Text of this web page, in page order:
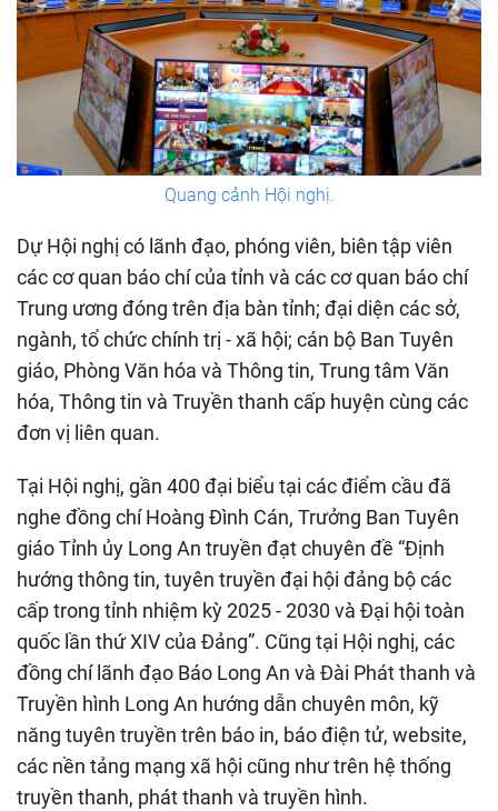
Quang cảnh Hội nghị.
Dự Hội nghị có lãnh đạo, phóng viên, biên tập viên
các cơ quan báo chí của tỉnh và các cơ quan báo chí
Trung ương đóng trên địa bàn tỉnh; đại diện các sở,
ngành, tổ chức chính trị - xã hội; cán bộ Ban Tuyên
giáo, Phòng Văn hóa và Thông tin, Trung tâm Văn
hóa, Thông tin và Truyền thanh cấp huyện cùng các
đơn vị liên quan.
Tại Hội nghị, gần 400 đại biểu tại các điểm cầu đã
nghe đồng chí Hoàng Đình Cán, Trưởng Ban Tuyên
giáo Tỉnh ủy Long An truyền đạt chuyên đề “Định
hướng thông tin, tuyên truyền đại hội đảng bộ các
cấp trong tỉnh nhiệm kỳ 2025 - 2030 và Đại hội toàn
quốc lần thứ XIV của Đảng”. Cũng tại Hội nghị, các
đồng chí lãnh đạo Báo Long An và Đài Phát thanh và
Truyền hình Long An hướng dẫn chuyên môn, kỹ
năng tuyên truyền trên báo in, báo điện tử, website,
các nền tảng mạng xã hội cũng như trên hệ thống
truyền thanh, phát thanh và truyền hình.